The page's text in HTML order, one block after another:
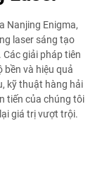
Nanjing Enigma,
laser sáng tạo
giải pháp tiên
bền và hiệu quả
kỹ thuật hàng hải
tiến của chúng tôi
giá trị vượt trội.